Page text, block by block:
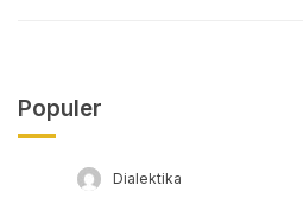
Populer
Dialektika